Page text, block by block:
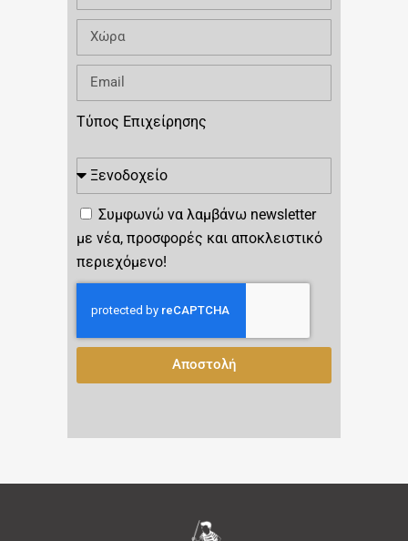
Τύπος Επιχείρησης
Συμφωνώ να λαμβάνω newsletter
με νέα, προσφορές και αποκλειστικό
περιεχόμενο!
Αποστολή